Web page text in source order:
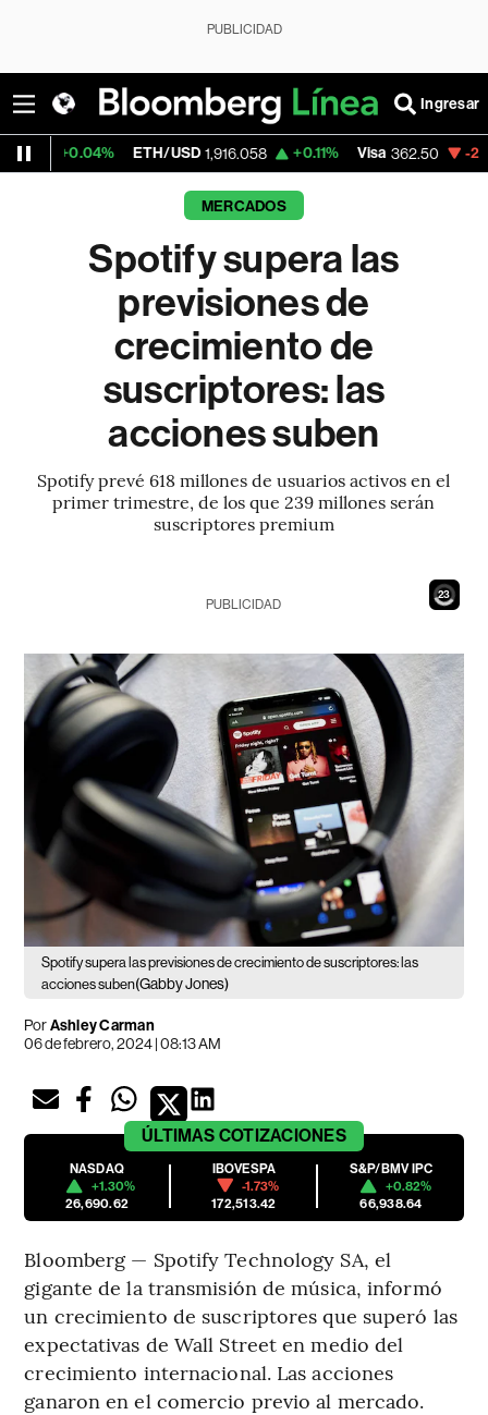
PUBLICIDAD
Ingresar
ETH/USD 1,916.058 +0.11% Visa 362.50 -2.15%
MERCADOS
Spotify supera las
previsiones de
crecimiento de
suscriptores: las
acciones suben
Spotify prevé 618 millones de usuarios activos en el
primer trimestre, de los que 239 millones serán
suscriptores premium
21
PUBLICIDAD
Spotify supera las previsiones de crecimiento de suscriptores: las
acciones suben(Gabby Jones)
PorAshley Carman
06 de febrero, 2024 | 08:13 AM
ÚLTIMAS COTIZACIONES
NASDAQ
+1.30%
26,690.62
IBOVESPA
-1.73%
172,513.42
S&P/BMV IPC
+0.82%
66,938.64
Bloomberg — Spotify Technology SA, el
gigante de la transmisión de música, informó
un crecimiento de suscriptores que superó las
expectativas de Wall Street en medio del
crecimiento internacional. Las acciones
ganaron en el comercio previo al mercado.